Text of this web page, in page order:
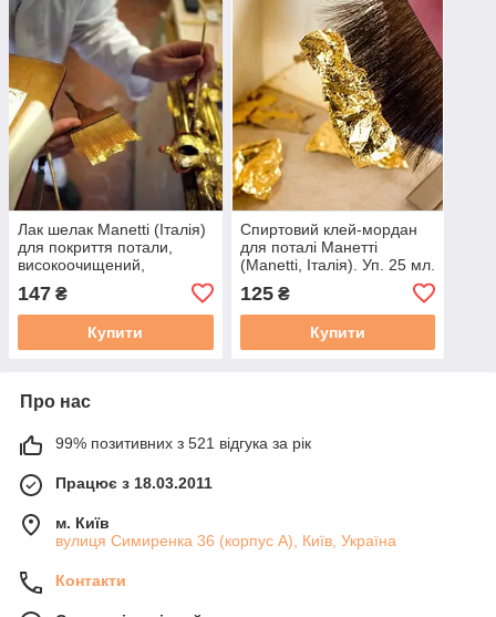
Лак шелак Manetti (Італія)
для покриття потали,
високоочищений,
спиртовий. Пробник 25 мл
147 ₴
Купити
Спиртовий клей-мордан
для поталі Манетті
(Manetti, Iталiя). Уп. 25 мл.
125₴
Купити
Про нас
99% позитивних з 521 відгука за рік
Працює з 18.03.2011
м. Київ
вулиця Симиренка 36 (корпус А), Київ, Україна
Контакти